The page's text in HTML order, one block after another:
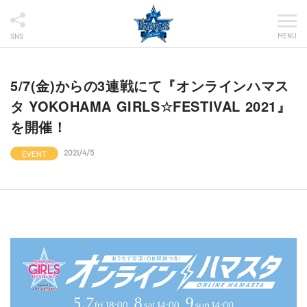
SNS MENU
5/7(金)からの3連戦にて『オンラインハマス
タ YOKOHAMA GIRLS☆FESTIVAL 2021』
を開催！
EVENT 2021/4/5